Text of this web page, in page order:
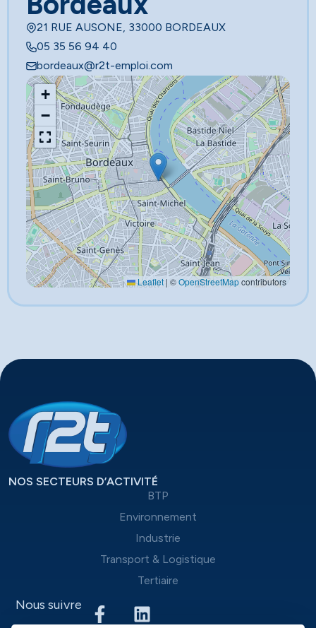
21 RUE AUSONE, 33000 BORDEAUX
05 35 56 94 40
bordeaux@r2t-emploi.com
+
−
Leaflet | ©OpenStreetMapcontributors
NOS SECTEURS D’ACTIVITÉ
BTP
Environnement
Industrie
Transport & Logistique
Tertiaire
Nous suivre